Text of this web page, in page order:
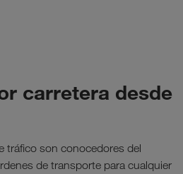
carretera desde
tráfico son conocedores del
de transporte para cualquier